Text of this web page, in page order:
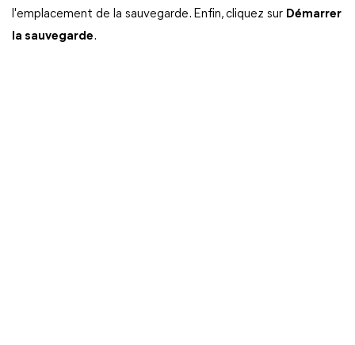
l'emplacement de la sauvegarde. Enfin, cliquez sur Démarrer
la sauvegarde.